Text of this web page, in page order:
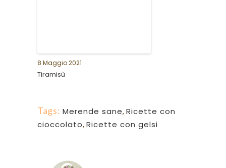
8 Maggio 2021
Tiramisù
Tags: Merende sane,Ricette con
cioccolato,Ricette con gelsi